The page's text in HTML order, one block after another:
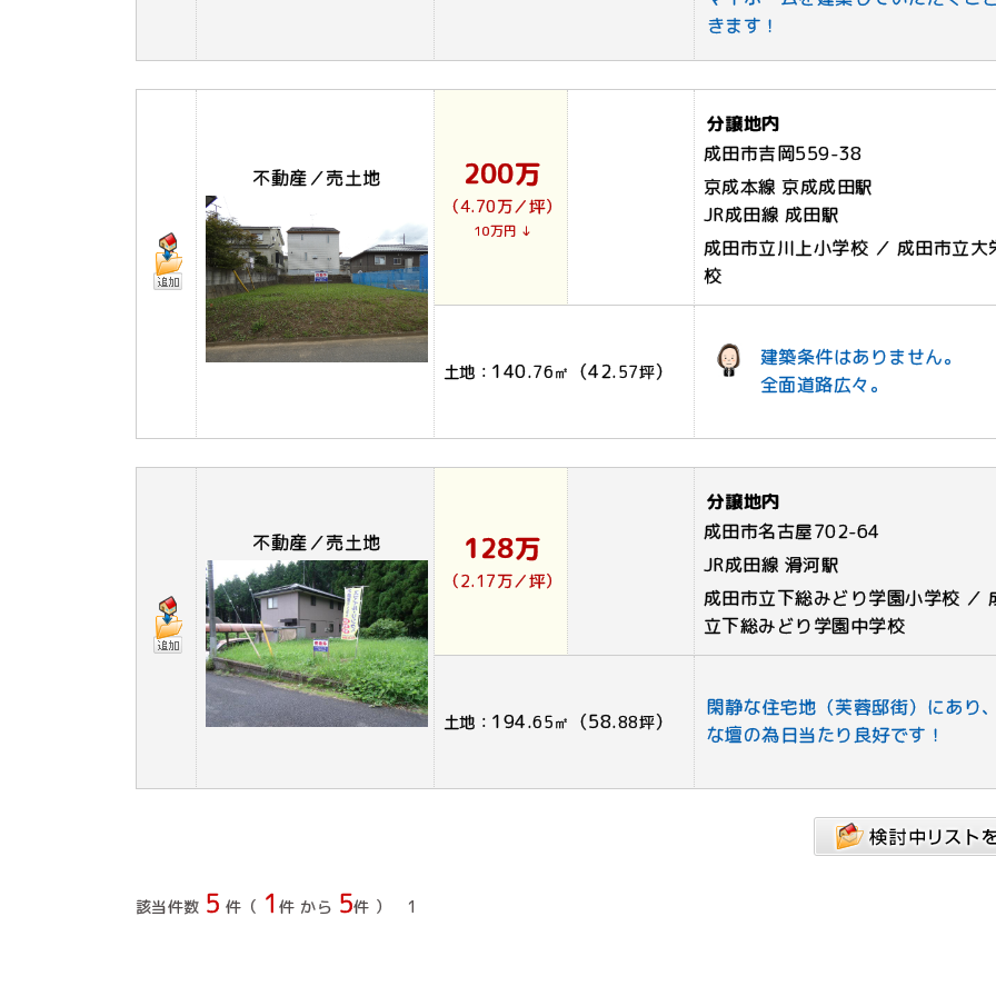
きます！
不動産／売土地 200万
（4.70万／坪）
10万円 ↓
分譲地内
成田市吉岡559-38
京成本線 京成成田駅
JR成田線 成田駅
成田市立川上小学校 ／ 成田市立大
校
土地： 140.76㎡ （42.57坪）
建築条件はありません。
全面道路広々。
不動産／売土地 128万
（2.17万／坪）
分譲地内
成田市名古屋702-64
JR成田線 滑河駅
成田市立下総みどり学園小学校 ／
立下総みどり学園中学校
土地： 194.65㎡ （58.88坪）
閑静な住宅地（芙蓉邸街）にあり
な壇の為日当たり良好です！
該当件数 5 件（ 1件 から 5件 ） 1